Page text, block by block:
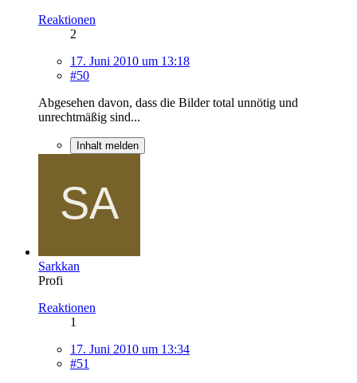
Reaktionen
2
17. Juni 2010 um 13:18
#50
Abgesehen davon, dass die Bilder total unnötig und
unrechtmäßig sind...
Inhalt melden
Sarkkan
Profi
Reaktionen
1
17. Juni 2010 um 13:34
#51